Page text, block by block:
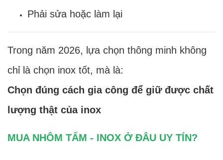
Phải sửa hoặc làm lại
Trong năm 2026, lựa chọn thông minh không
chỉ là chọn inox tốt, mà là:
Chọn đúng cách gia công để giữ được chất
lượng thật của inox
MUA NHÔM TẤM - INOX Ở ĐÂU UY TÍN?